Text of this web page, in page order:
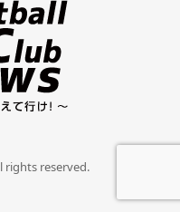
rights reserved.